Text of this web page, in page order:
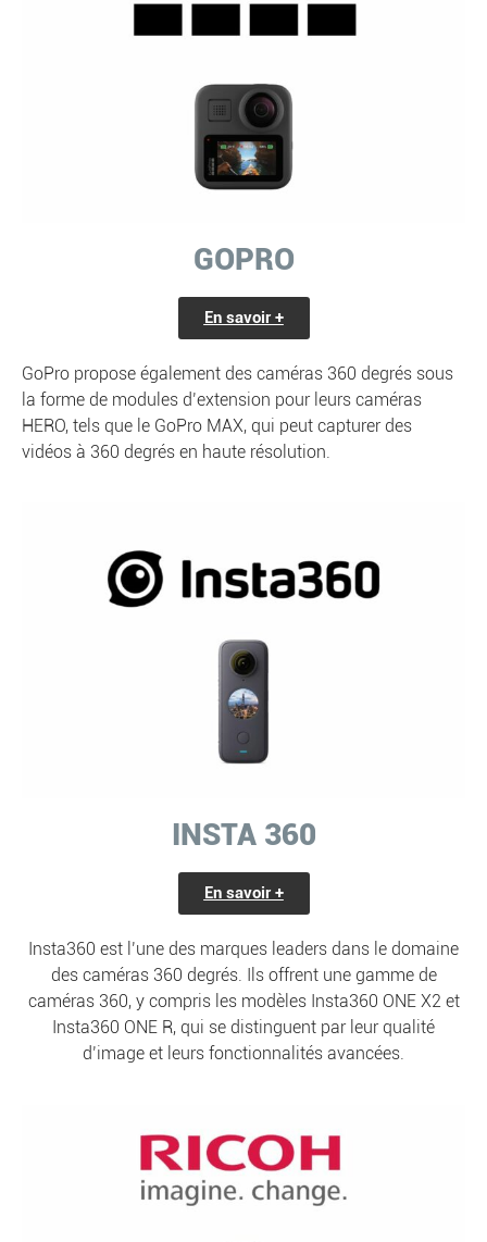
GOPRO
En savoir +
GoPro propose également des caméras 360 degrés sous
la forme de modules d’extension pour leurs caméras
HERO, tels que le GoPro MAX, qui peut capturer des
vidéos à 360 degrés en haute résolution.
INSTA 360
En savoir +
Insta360 est l’une des marques leaders dans le domaine
des caméras 360 degrés. Ils offrent une gamme de
caméras 360, y compris les modèles Insta360 ONE X2 et
Insta360 ONE R, qui se distinguent par leur qualité
d’image et leurs fonctionnalités avancées.